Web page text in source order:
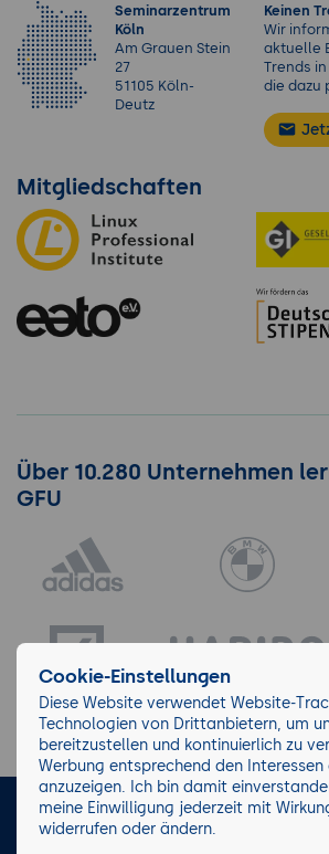
Seminarzentrum
Köln
Am Grauen Stein
27
51105 Köln-
Deutz
Keinen
Wir
aktuelle
Trends
die dazu
Mitgliedschaften
Über 10.280 Unternehmen
GFU
LinkedIn
Cookie-Einstellungen
Diese Website verwendet Website-
Technologien von Drittanbietern, um
bereitzustellen und kontinuierlich zu
Werbung entsprechend den Interessen
anzuzeigen. Ich bin damit
meine Einwilligung jederzeit mit
widerrufen oder ändern.